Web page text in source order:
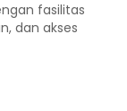
fasilitas
dan akses